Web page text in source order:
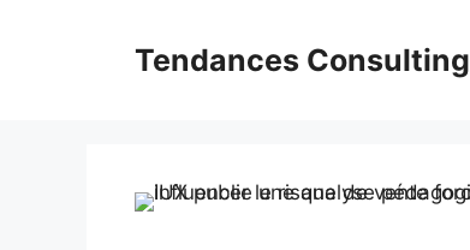
Tendances Consulting